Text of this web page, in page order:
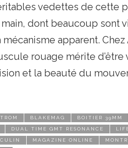
vedettes de cette
dont beaucoup sont
apparent.
rouage mérite
et la beauté du
BLAKEMAG BOITIER 39MM
DUAL TIME GMT RESONANCE
MAGAZINE ONLINE